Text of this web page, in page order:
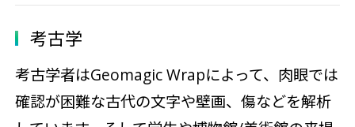
考古学
考古学者はGeomagic Wrapによって、肉眼では
確認が困難な古代の文字や壁画、傷などを解析